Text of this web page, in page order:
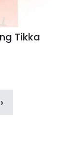
Tikka
›